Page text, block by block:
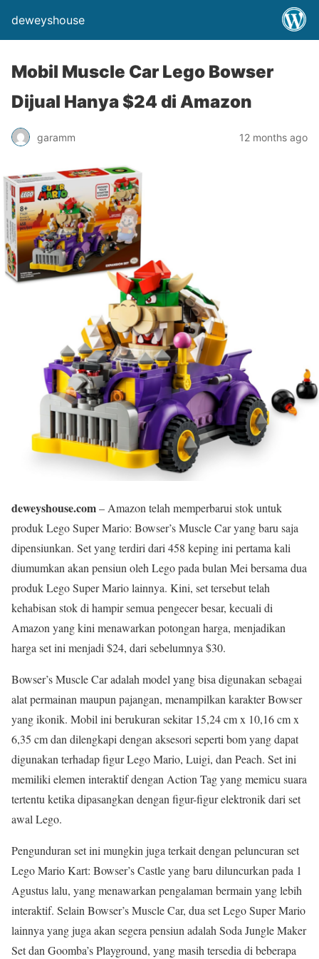
deweyshouse
Mobil Muscle Car Lego Bowser
Dijual Hanya $24 di Amazon
garamm 12 months ago
deweyshouse.com– Amazon telah memperbarui stok untuk
produk Lego Super Mario: Bowser’s Muscle Car yang baru saja
dipensiunkan. Set yang terdiri dari 458 keping ini pertama kali
diumumkan akan pensiun oleh Lego pada bulan Mei bersama dua
produk Lego Super Mario lainnya. Kini, set tersebut telah
kehabisan stok di hampir semua pengecer besar, kecuali di
Amazon yang kini menawarkan potongan harga, menjadikan
harga set ini menjadi $24, dari sebelumnya $30.
Bowser’s Muscle Car adalah model yang bisa digunakan sebagai
alat permainan maupun pajangan, menampilkan karakter Bowser
yang ikonik. Mobil ini berukuran sekitar 15,24 cm x 10,16 cm x
6,35 cm dan dilengkapi dengan aksesori seperti bom yang dapat
digunakan terhadap figur Lego Mario, Luigi, dan Peach. Set ini
memiliki elemen interaktif dengan Action Tag yang memicu suara
tertentu ketika dipasangkan dengan figur-figur elektronik dari set
awal Lego.
Pengunduran set ini mungkin juga terkait dengan peluncuran set
Lego Mario Kart: Bowser’s Castle yang baru diluncurkan pada 1
Agustus lalu, yang menawarkan pengalaman bermain yang lebih
interaktif. Selain Bowser’s Muscle Car, dua set Lego Super Mario
lainnya yang juga akan segera pensiun adalah Soda Jungle Maker
Set dan Goomba’s Playground, yang masih tersedia di beberapa